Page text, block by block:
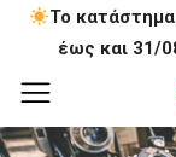
Το
έως και 31/